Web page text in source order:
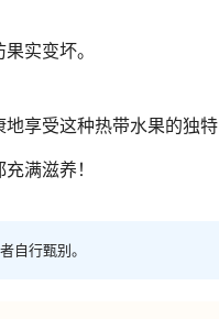
实变坏。
享受这种热带水果的独特
满滋养！
自行甄别。